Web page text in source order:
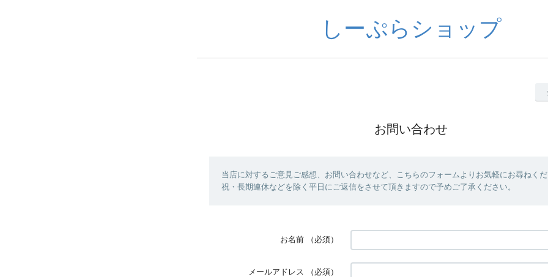
しーぷらショップ
お問い合わせ
当店に対するご意見ご感想、お問い合わせなど、こちらのフォームよりお気軽にお尋ねく
祝・長期連休などを除く平日にご返信をさせて頂きますので予めご了承ください。
お名前 （必須）
メールアドレス （必須）